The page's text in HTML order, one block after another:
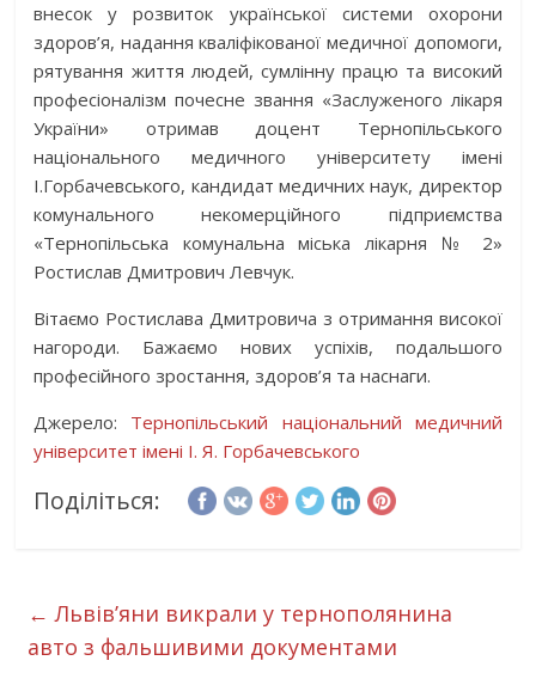
внесок у розвиток української системи охорони
здоров’я, надання кваліфікованої медичної допомоги,
рятування життя людей, сумлінну працю та високий
професіоналізм почесне звання «Заслуженого лікаря
України» отримав доцент Тернопільського
національного медичного університету імені
І.Горбачевського, кандидат медичних наук, директор
комунального некомерційного підприємства
«Тернопільська комунальна міська лікарня № 2»
Ростислав Дмитрович Левчук.
Вітаємо Ростислава Дмитровича з отримання високої
нагороди. Бажаємо нових успіхів, подальшого
професійного зростання, здоров’я та наснаги.
Джерело: Тернопільський національний медичний
університет імені І. Я. Горбачевського
Поділіться:
← Львів’яни викрали у тернополянина
авто з фальшивими документами